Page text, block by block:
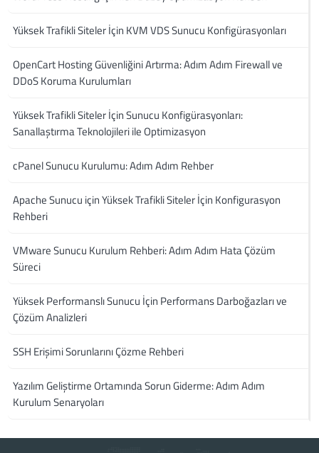
Yüksek Trafikli Siteler İçin KVM VDS Sunucu Konfigürasyonları
OpenCart Hosting Güvenliğini Artırma: Adım Adım Firewall ve
DDoS Koruma Kurulumları
Yüksek Trafikli Siteler İçin Sunucu Konfigürasyonları:
Sanallaştırma Teknolojileri ile Optimizasyon
cPanel Sunucu Kurulumu: Adım Adım Rehber
Apache Sunucu için Yüksek Trafikli Siteler İçin Konfigurasyon
Rehberi
VMware Sunucu Kurulum Rehberi: Adım Adım Hata Çözüm
Süreci
Yüksek Performanslı Sunucu İçin Performans Darboğazları ve
Çözüm Analizleri
SSH Erişimi Sorunlarını Çözme Rehberi
Yazılım Geliştirme Ortamında Sorun Giderme: Adım Adım
Kurulum Senaryoları